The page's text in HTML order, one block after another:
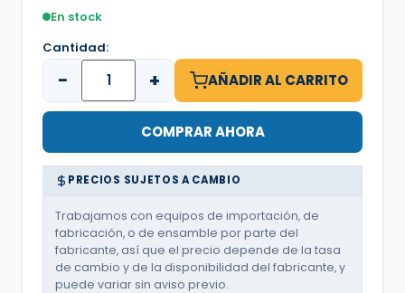
En stock
Cantidad:
− + AÑADIR AL CARRITO
COMPRAR AHORA
PRECIOS SUJETOS A CAMBIO
Trabajamos con equipos de importación, de
fabricación, o de ensamble por parte del
fabricante, así que el precio depende de la tasa
de cambio y de la disponibilidad del fabricante, y
puede variar sin aviso previo.